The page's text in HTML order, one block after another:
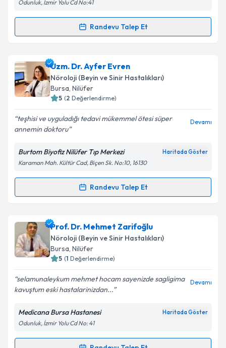
Metni'ni okudum ve kişisel verilerimin belirtilen
kapsamda işlenmesini kabul ediyorum.
Odunluk, İzmir Yolu Cd No:41
Randevu Talep Et
Randevu Takvimi Talebi
Doç. Dr. Alper Türkkaniçin randevu takvimi talebi
oluşturun. Size bu uzmandan randevu almanız için bir
takvim hazırlandığında e-posta ile bilgilendireceğiz.
Kişisel verilerimin işlenmesine ilişkin
Aydınlatma
Metni'ni okudum ve kişisel verilerimin belirtilen
kapsamda işlenmesini kabul ediyorum.
Uzm. Dr. Ayfer Evren
Nöroloji (Beyin ve Sinir Hastalıkları)
Bursa, Nilüfer
5 (2 Değerlendirme)
teşhisi ve uyguladığı tedavi mükemmel ötesi süper
annemin doktoru
Devamı
Burtom Biyofiz Nilüfer Tıp Merkezi Haritada Göster
Karaman Mah. Kültür Cad, Biçen Sk. No:10, 16130
Randevu Talep Et
Randevu Takvimi Talebi
Uzm. Dr. Ayfer Evreniçin randevu takvimi talebi
oluşturun. Size bu uzmandan randevu almanız için bir
takvim hazırlandığında e-posta ile bilgilendireceğiz.
Kişisel verilerimin işlenmesine ilişkin
Aydınlatma
Metni'ni okudum ve kişisel verilerimin belirtilen
kapsamda işlenmesini kabul ediyorum.
Prof. Dr. Mehmet Zarifoğlu
Nöroloji (Beyin ve Sinir Hastalıkları)
Bursa, Nilüfer
5 (1 Değerlendirme)
selamunaleykum mehmet hocam sayenizde sagligima
kavuştum eski hastalarinizdan...
Devamı
Medicana Bursa Hastanesi Haritada Göster
Odunluk, İzmir Yolu Cd No: 41